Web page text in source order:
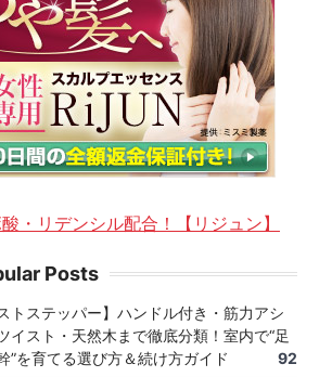
・リデンシル配合！【リジュン】
Posts
トステッパー】ハンドル付き・筋力アシ
イスト・天然木まで徹底分類！室内で“足
”を育てる選び方＆続け方ガイド
92